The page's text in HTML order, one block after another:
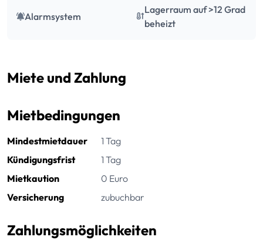
Alarmsystem
Lagerraum auf >12 Grad
beheizt
Miete und Zahlung
Mietbedingungen
Mindestmietdauer
1 Tag
Kündigungsfrist
1 Tag
Mietkaution
0 Euro
Versicherung
zubuchbar
Zahlungsmöglichkeiten